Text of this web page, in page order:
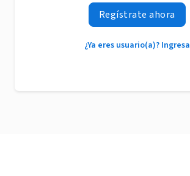
Regístrate ahora
¿Ya eres usuario(a)? Ingresa